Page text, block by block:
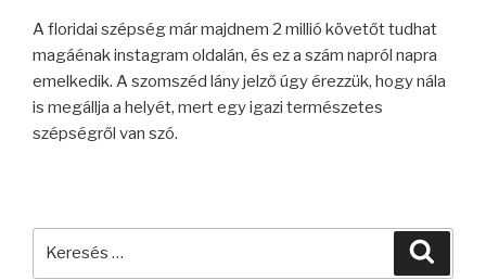
A floridai szépség már majdnem 2 millió követőt tudhat
magáénak instagram oldalán, és ez a szám napról napra
emelkedik. A szomszéd lány jelző úgy érezzük, hogy nála
is megállja a helyét, mert egy igazi természetes
szépségről van szó.